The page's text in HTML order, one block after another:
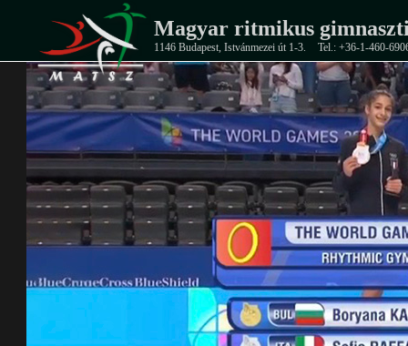
Magyar ritmikus
1146 Budapest, Istvánmezei út 1-3. Tel.: +36-1-460-